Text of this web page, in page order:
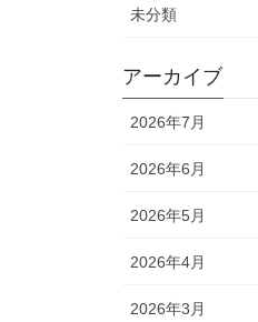
未分類
アーカイブ
2026年7月
2026年6月
2026年5月
2026年4月
2026年3月